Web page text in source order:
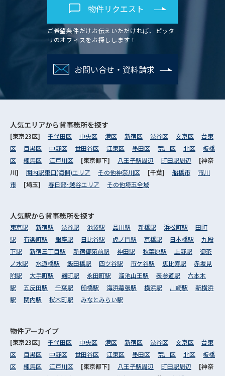
物件リクエスト
ご希望条件だけお伝えいただければ、ピッタ
リのオフィスをお探しします！
お問い合せ・資料請求
人気エリアから貸事務所を探す
[東京23区] 千代田区 中央区 港区 新宿区 渋谷区 文京区
台東
区
目黒区 中野区 世田谷区 江東区 墨田区 荒川区 北区
板橋
区
練馬区 江戸川区 [東京都下] 八王子駅周辺 町田駅周辺
[神奈
川] 関内駅東口(海側)エリア その他神奈川区 [千葉] 船橋市
市川
市
[埼玉] 春日部･越谷エリア その他埼玉全域
人気駅から貸事務所を探す
東京駅 新宿駅 渋谷駅 池袋駅 品川駅 新橋駅 浜松町駅
田町
駅
有楽町駅 銀座駅 日比谷駅 虎ノ門駅 京橋駅 日本橋駅
九段
下駅
新宿三丁目駅 新宿御苑前駅 神田駅 秋葉原駅 上野駅
御茶
ノ水駅
水道橋駅 飯田橋駅 四ツ谷駅 市ケ谷駅 恵比寿駅
赤坂見
附駅
大手町駅 麹町駅 永田町駅 溜池山王駅 表参道駅
六本木
駅
五反田駅 千葉駅 船橋駅 海浜幕張駅 横浜駅 川崎駅
新横浜
駅
関内駅 桜木町駅 みなとみらい駅
物件アーカイブ
[東京23区] 千代田区 中央区 港区 新宿区 渋谷区 文京区
台東
区
目黒区 中野区 世田谷区 江東区 墨田区 荒川区 北区
板橋
区
練馬区 江戸川区 [東京都下] 八王子駅周辺 町田駅周辺
[神奈